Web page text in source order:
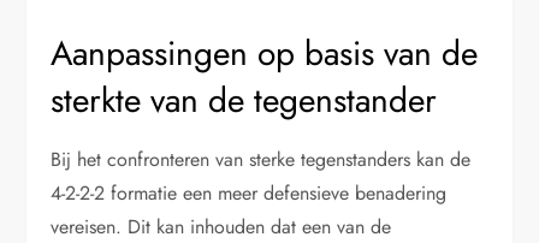
Aanpassingen op basis van de
sterkte van de tegenstander
Bij het confronteren van sterke tegenstanders kan de
4-2-2-2 formatie een meer defensieve benadering
vereisen. Dit kan inhouden dat een van de